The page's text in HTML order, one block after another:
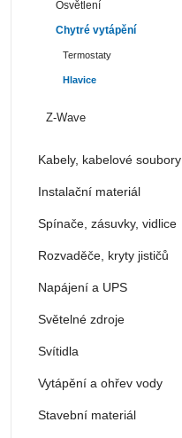
Osvětlení
Chytré vytápění
Termostaty
Hlavice
Z-Wave
Kabely, kabelové soubory
Instalační materiál
Spínače, zásuvky, vidlice
Rozvaděče, kryty jističů
Napájení a UPS
Světelné zdroje
Svítidla
Vytápění a ohřev vody
Stavební materiál